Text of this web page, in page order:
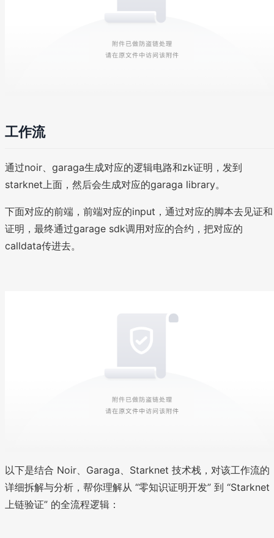
工作流
通过noir、garaga生成对应的逻辑电路和zk证明，发到
starknet上面，然后会生成对应的garaga library。
下面对应的前端，前端对应的input，通过对应的脚本去见证和
证明，最终通过garage sdk调用对应的合约，把对应的
calldata传进去。
以下是结合 Noir、Garaga、Starknet 技术栈，对该工作流的
详细拆解与分析，帮你理解从 “零知识证明开发” 到 “Starknet
上链验证” 的全流程逻辑：